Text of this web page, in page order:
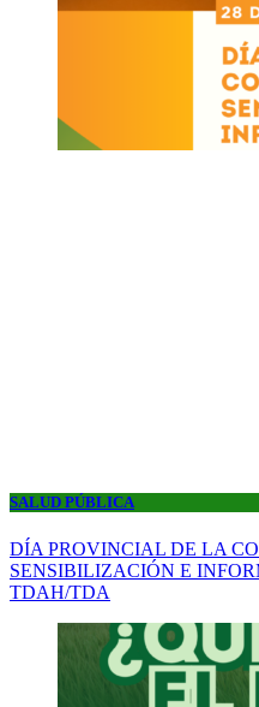
SALUD PÚBLICA
DÍA PROVINCIAL DE LA
SENSIBILIZACIÓN E
TDAH/TDA